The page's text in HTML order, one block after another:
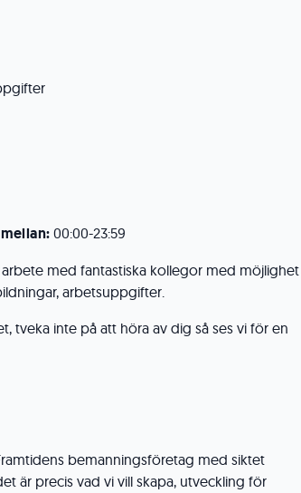
00:00-23:59
med fantastiska kollegor med möjlighet
arbetsuppgifter.
tveka inte på att höra av dig så ses vi för en
bemanningsföretag med siktet
är precis vad vi vill skapa, utveckling för